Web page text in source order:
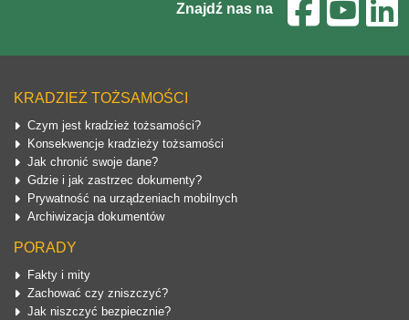
Znajdź nas na
KRADZIEŻ TOŻSAMOŚCI
Czym jest kradzież tożsamości?
Konsekwencje kradzieży tożsamości
Jak chronić swoje dane?
Gdzie i jak zastrzec dokumenty?
Prywatność na urządzeniach mobilnych
Archiwizacja dokumentów
PORADY
Fakty i mity
Zachować czy zniszczyć?
Jak niszczyć bezpiecznie?